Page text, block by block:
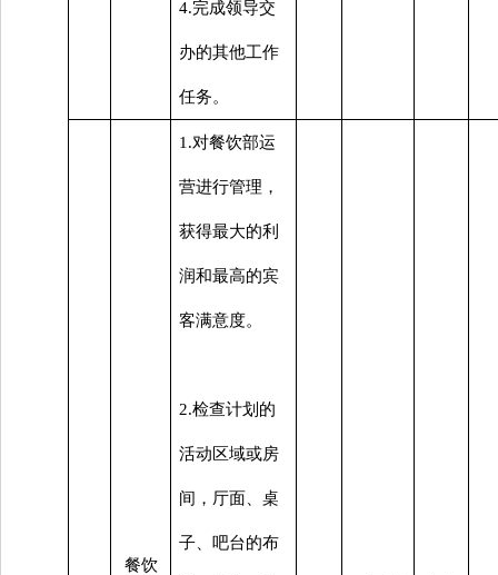
4.完成领导交
办的其他工作
任务。
餐饮
1.对餐饮部运
营进行管理，
获得最大的利
润和最高的宾
客满意度。
2.检查计划的
活动区域或房
间，厅面、桌
子、吧台的布